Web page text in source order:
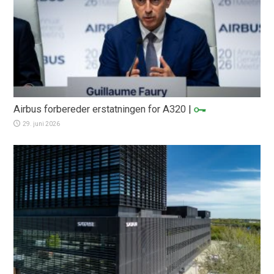
Airbus forbereder erstatningen for A320 |
29. juni 2026